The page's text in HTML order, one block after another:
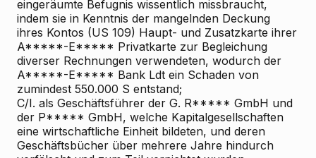
eingeräumte Befugnis wissentlich missbraucht,
indem sie in Kenntnis der mangelnden Deckung
ihres Kontos (US 109) Haupt- und Zusatzkarte ihrer
A*****-E***** Privatkarte zur Begleichung
diverser Rechnungen verwendeten, wodurch der
A*****-E***** Bank Ldt ein Schaden von
zumindest 550.000 S entstand;
C/I. als Geschäftsführer der G. R***** GmbH und
der P***** GmbH, welche Kapitalgesellschaften
eine wirtschaftliche Einheit bildeten, und deren
Geschäftsbücher über mehrere Jahre hindurch